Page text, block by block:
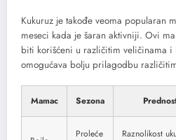
Kukuruz je takođe veoma popularan
meseci kada je šaran aktivniji. Ovi
biti korišćeni u različitim veličinama i
omogućava bolju prilagodbu
Mamac Sezona
Proleće
Raznolikost